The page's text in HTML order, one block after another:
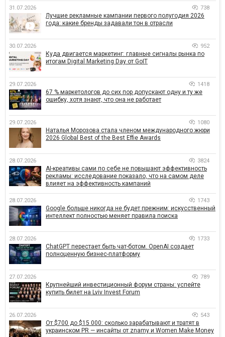
31.07.2026 738
Лучшие рекламные кампании первого полугодия 2026
года: какие бренды задавали тон в отрасли
30.07.2026 952
Куда двигается маркетинг: главные сигналы рынка по
итогам Digital Marketing Day от GoIT
29.07.2026 1418
67 % маркетологов до сих пор допускают одну и ту же
ошибку, хотя знают, что она не работает
29.07.2026 1080
Наталья Морозова стала членом международного жюри
2026 Global Best of the Best Effie Awards
28.07.2026 3824
AI-креативы сами по себе не повышают эффективность
рекламы: исследование показало, что на самом деле
влияет на эффективность кампаний
28.07.2026 1743
Google больше никогда не будет прежним: искусственный
интеллект полностью меняет правила поиска
28.07.2026 1733
ChatGPT перестает быть чат-ботом. OpenAI создает
полноценную бизнес-платформу
27.07.2026 789
Крупнейший инвестиционный форум страны: успейте
купить билет на Lviv Invest Forum
26.07.2026 543
От $700 до $15 000: сколько зарабатывают и тратят в
украинском PR — инсайты от znamy и Women Make Money